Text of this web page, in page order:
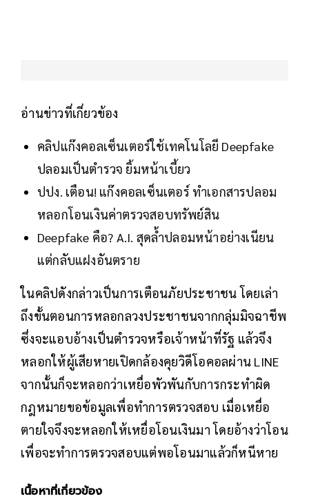
อ่านข่าวที่เกี่ยวข้อง
คลิปแก๊งคอลเซ็นเตอร์ใช้เทคโนโลยี Deepfake
ปลอมเป็นตำรวจ ยิ้มหน้าเบี้ยว
ปปง. เตือน! แก๊งคอลเซ็นเตอร์ ทำเอกสารปลอม
หลอกโอนเงินค่าตรวจสอบทรัพย์สิน
Deepfake คือ? A.I. สุดล้ำปลอมหน้าอย่างเนียน
แต่กลับแฝงอันตราย
ในคลิปดังกล่าวเป็นการเตือนภัยประชาชน โดยเล่า
ถึงขั้นตอนการหลอกลวงประชาชนจากกลุ่มมิจฉาชีพ
ซึ่งจะแอบอ้างเป็นตำรวจหรือเจ้าหน้าที่รัฐ แล้วจึง
หลอกให้ผู้เสียหายเปิดกล้องคุยวิดีโอคอลผ่าน LINE
จากนั้นก็จะหลอกว่าเหยื่อพัวพันกับการกระทำผิด
กฎหมายขอข้อมูลเพื่อทำการตรวจสอบ เมื่อเหยื่อ
ตายใจจึงจะหลอกให้เหยื่อโอนเงินมา โดยอ้างว่าโอน
เพื่อจะทำการตรวจสอบแต่พอโอนมาแล้วก็หนีหาย
เนื้อหาที่เกี่ยวข้อง